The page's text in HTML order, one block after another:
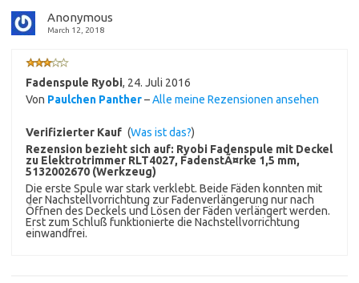
Anonymous
March 12, 2018
Fadenspule Ryobi, 24. Juli 2016
Von Paulchen Panther–Alle meine Rezensionen ansehen
Verifizierter Kauf (Was ist das?)
Rezension bezieht sich auf: Ryobi Fadenspule mit Deckel
zu Elektrotrimmer RLT4027, FadenstÃ¤rke 1,5 mm,
5132002670 (Werkzeug)
Die erste Spule war stark verklebt. Beide Fäden konnten mit
der Nachstellvorrichtung zur Fadenverlängerung nur nach
Öffnen des Deckels und Lösen der Fäden verlängert werden.
Erst zum Schluß funktionierte die Nachstellvorrichtung
einwandfrei.